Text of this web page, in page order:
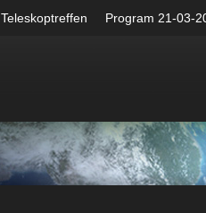
Teleskoptreffen Program 21-03-